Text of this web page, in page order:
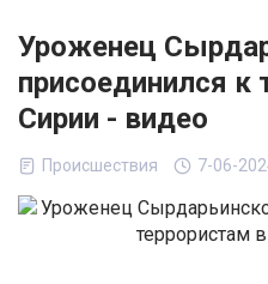
Уроженец
присоединился к
Сирии - видео
Происшествия 7-06-